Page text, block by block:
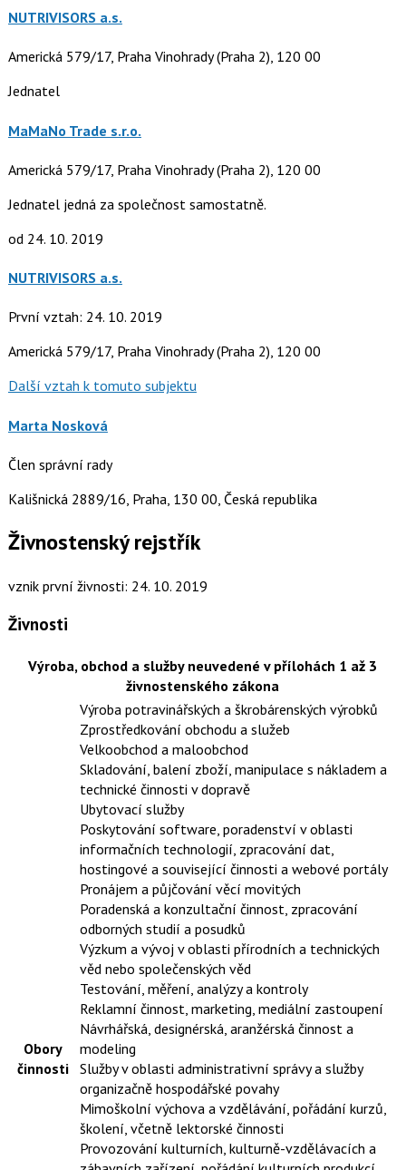
NUTRIVISORS a.s.
Americká 579/17, Praha Vinohrady (Praha 2), 120 00
Jednatel
MaMaNo Trade s.r.o.
Americká 579/17, Praha Vinohrady (Praha 2), 120 00
Jednatel jedná za společnost samostatně.
od 24. 10. 2019
NUTRIVISORS a.s.
První vztah: 24. 10. 2019
Americká 579/17, Praha Vinohrady (Praha 2), 120 00
Další vztah k tomuto subjektu
Marta Nosková
Člen správní rady
Kališnická 2889/16, Praha, 130 00, Česká republika
Živnostenský rejstřík
vznik první živnosti: 24. 10. 2019
Živnosti
Výroba, obchod a služby neuvedené v přílohách 1 až 3
živnostenského zákona
Obory
činnosti
Výroba potravinářských a škrobárenských výrobků
Zprostředkování obchodu a služeb
Velkoobchod a maloobchod
Skladování, balení zboží, manipulace s nákladem a
technické činnosti v dopravě
Ubytovací služby
Poskytování software, poradenství v oblasti
informačních technologií, zpracování dat,
hostingové a související činnosti a webové portály
Pronájem a půjčování věcí movitých
Poradenská a konzultační činnost, zpracování
odborných studií a posudků
Výzkum a vývoj v oblasti přírodních a technických
věd nebo společenských věd
Testování, měření, analýzy a kontroly
Reklamní činnost, marketing, mediální zastoupení
Návrhářská, designérská, aranžérská činnost a
modeling
Služby v oblasti administrativní správy a služby
organizačně hospodářské povahy
Mimoškolní výchova a vzdělávání, pořádání kurzů,
školení, včetně lektorské činnosti
Provozování kulturních, kulturně-vzdělávacích a